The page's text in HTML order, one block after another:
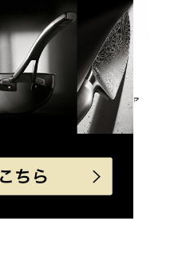
パルマデュール インスパイア
フライパン 24cm
10,010円（税込）
→ 8,008円（税込）